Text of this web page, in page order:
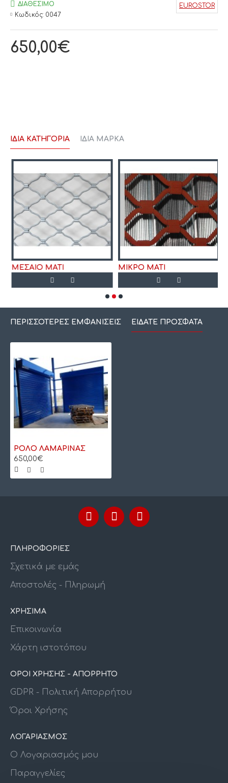
650,00€
ΔΙΑΘΈΣΙΜΟ
Κωδικός: 0047
EUROSTOR
ΊΔΙΑ ΚΑΤΗΓΟΡΊΑ ΊΔΙΑ ΜΆΡΚΑ
ΜΕΣΑΙΟ ΜΑΤΙ ΜΙΚΡΟ ΜΑΤΙ
ΠΕΡΙΣΣΌΤΕΡΕΣ ΕΜΦΑΝΊΣΕΙΣ ΕΊΔΑΤΕ ΠΡΌΣΦΑΤΑ
ΡΟΛΟ ΛΑΜΑΡΙΝΑΣ
650,00€
ΠΛΗΡΟΦΟΡΙΕΣ
Σχετικά με εμάς
Αποστολές - Πληρωμή
ΧΡΗΣΙΜΑ
Επικοινωνία
Χάρτη ιστοτόπου
ΟΡΟΙ ΧΡΗΣΗΣ - ΑΠΟΡΡΗΤΟ
GDPR - Πολιτική Απορρήτου
Όροι Χρήσης
ΛΟΓΑΡΙΑΣΜΟΣ
Ο Λογαριασμός μου
Παραγγελίες